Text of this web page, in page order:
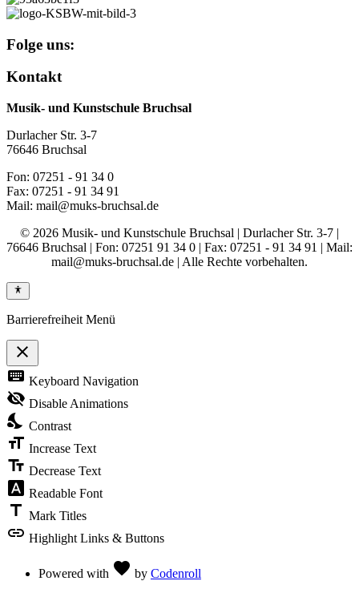
Folge uns:
Kontakt
Musik- und Kunstschule Bruchsal
Durlacher Str. 3-7
76646 Bruchsal
Fon: 07251 - 91 34 0
Fax: 07251 - 91 34 91
Mail: mail@muks-bruchsal.de
© 2026 Musik- und Kunstschule Bruchsal | Durlacher Str. 3-7 |
76646 Bruchsal | Fon: 07251 91 34 0 | Fax: 07251 - 91 34 91 | Mail:
mail@muks-bruchsal.de | Alle Rechte vorbehalten.
Barrierefreiheit Menü
close
Toggle
the
visibility
of
Accessibility
Toolbar
keyboard Keyboard Navigation
visibility_off Disable Animations
nights_stay Contrast
format_size Increase Text
text_fields Decrease Text
font_download Readable Font
title Mark Titles
link Highlight Links & Buttons
Powered with favorite by Codenroll